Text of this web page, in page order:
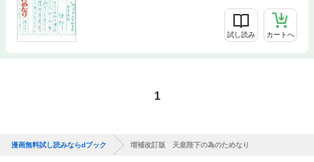
試し読み カートへ
1
漫画無料試し読みならdブック 増補改訂版 天皇陛下の為のためなり